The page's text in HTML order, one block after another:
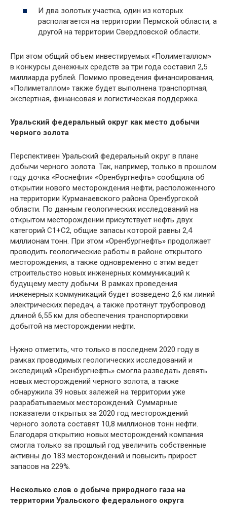
И два золотых участка, один из которых
располагается на территории Пермской области, а
другой на территории Свердловской области.
При этом общий объем инвестируемых «Полиметаллом»
в конкурсы денежных средств за три года составил 2,5
миллиарда рублей. Помимо проведения финансирования,
«Полиметаллом» также будет выполнена транспортная,
экспертная, финансовая и логистическая поддержка.
Уральский федеральный округ как место добычи
черного золота
Перспективен Уральский федеральный округ в плане
добычи черного золота. Так, например, только в прошлом
году дочка «Роснефти» «Оренбургнефть» сообщила об
открытии нового месторождения неф­ти, расположенного
на территории Курманаевского района Оренбургской
области. По данным геологических исследований на
открытом месторождении присутствует нефть двух
категорий С1+С2, общие запасы которой равны 2,4
миллионам тонн. При этом «Оренбургнефть» продолжает
проводить геологические работы в районе открытого
месторождения, а также одновременно с этим ведет
строительство новых инженерных коммуникаций к
будущему месту добычи. В рамках проведения
инженерных коммуникаций будет возведено 2,6 км линий
электрических передач, а также протянут трубопровод
длиной 6,55 км для обеспечения транспортировки
добытой на месторождении нефти.
Нужно отметить, что только в последнем 2020 году в
рамках проводимых геологических исследований и
экспедиций «Оренбургнефть» смогла разведать девять
новых месторождений черного золота, а также
обнаружила 39 новых залежей на территории уже
разрабатываемых месторождений. Суммарные
показатели открытых за 2020 год месторождений
черного золота составят 10,8 миллионов тонн нефти.
Благодаря открытию новых месторождений компания
смогла только за прошлый год увеличить собственные
активны до 183 месторождений и повысить прирост
запасов на 229%.
Несколько слов о добыче природного газа на
территории Уральского федерального округа